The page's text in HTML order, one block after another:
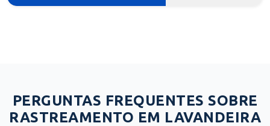
PERGUNTAS FREQUENTES SOBRE
RASTREAMENTO EM LAVANDEIRA